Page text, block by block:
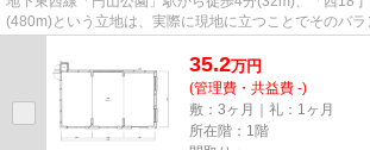
(480m)という立地は、実際に現地に立つことでそのバ
35.2万円
(管理費・共益費 -)
敷：3ヶ月｜礼：1ヶ月
所在階：1階